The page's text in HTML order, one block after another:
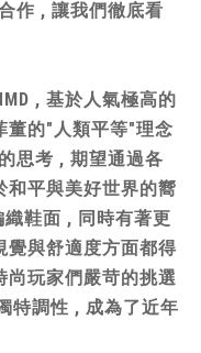
作 , 讓我們徹底看
, 基於人氣極高的
董的"人類平等"理念
思考 , 期望通過各
和平與美好世界的嚮
織鞋面 , 同時有著更
覺與舒適度方面都得
尚玩家們嚴苛的挑選
特調性 , 成為了近年